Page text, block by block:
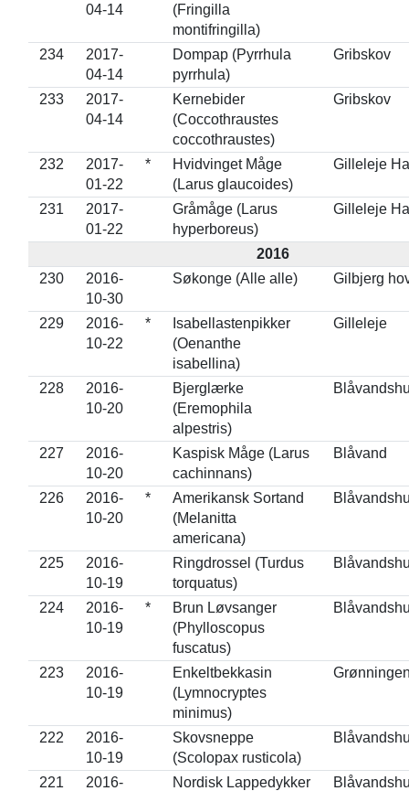
04-14
(Fringilla
montifringilla)
234
2017-
04-14
Dompap (Pyrrhula
pyrrhula)
Gribskov
233
2017-
04-14
Kernebider
(Coccothraustes
coccothraustes)
Gribskov
232
2017-
01-22
*
Hvidvinget Måge
(Larus glaucoides)
Gilleleje
231
2017-
01-22
Gråmåge (Larus
hyperboreus)
Gilleleje
2016
230
2016-
10-30
Søkonge (Alle alle) Gilbjerg
229
2016-
10-22
*
Isabellastenpikker
(Oenanthe
isabellina)
Gilleleje
228
2016-
10-20
Bjerglærke
(Eremophila
alpestris)
227
2016-
10-20
Kaspisk Måge (Larus
cachinnans)
Blåvand
226
2016-
10-20
*
Amerikansk Sortand
(Melanitta
americana)
225
2016-
10-19
Ringdrossel (Turdus
torquatus)
224
2016-
10-19
*
Brun Løvsanger
(Phylloscopus
fuscatus)
223
2016-
10-19
Enkeltbekkasin
(Lymnocryptes
minimus)
222
2016-
10-19
Skovsneppe
(Scolopax rusticola)
221
2016-
Nordisk Lappedykker